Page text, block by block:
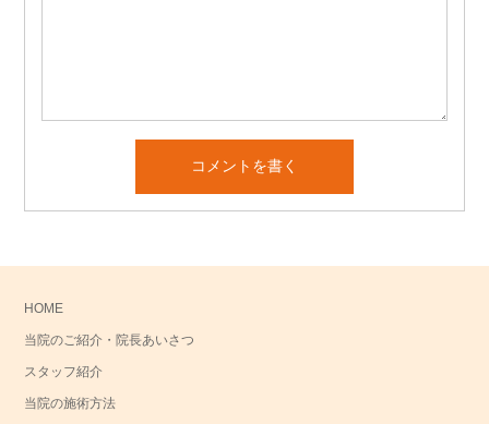
HOME
当院のご紹介・院長あいさつ
スタッフ紹介
当院の施術方法